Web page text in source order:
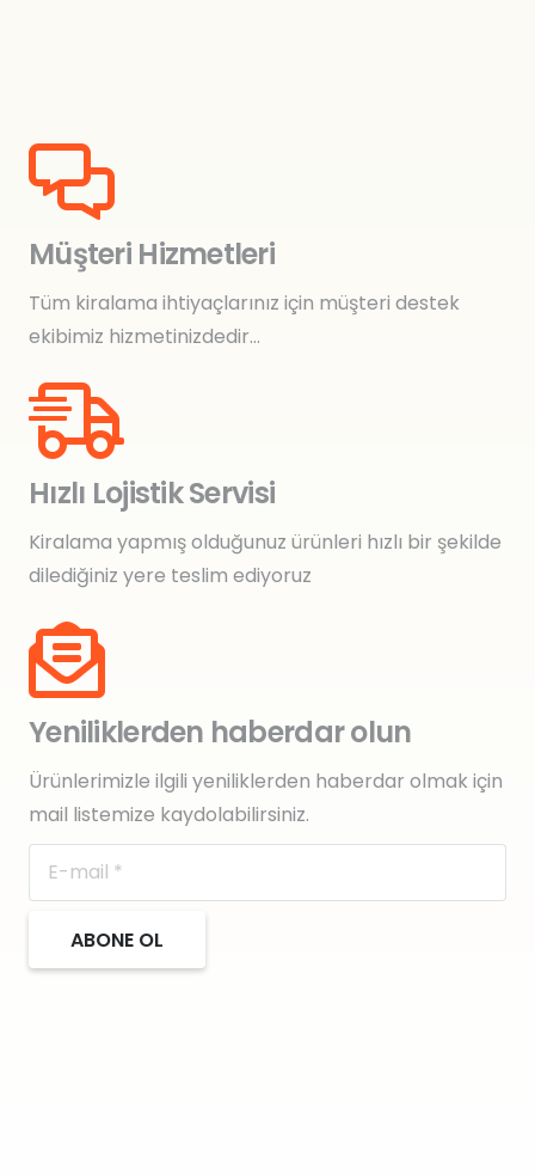
Müşteri Hizmetleri
Tüm kiralama ihtiyaçlarınız için müşteri destek
ekibimiz hizmetinizdedir…
Hızlı Lojistik Servisi
Kiralama yapmış olduğunuz ürünleri hızlı bir şekilde
dilediğiniz yere teslim ediyoruz
Yeniliklerden haberdar olun
Ürünlerimizle ilgili yeniliklerden haberdar olmak için
mail listemize kaydolabilirsiniz.
ABONE OL